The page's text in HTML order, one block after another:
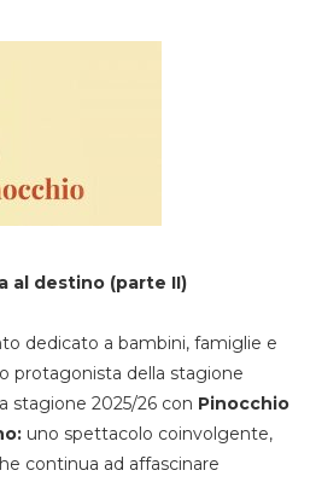
al destino (parte II)
dedicato a bambini, famiglie e
protagonista della stagione
stagione 2025/26 con Pinocchio
uno spettacolo coinvolgente,
continua ad affascinare